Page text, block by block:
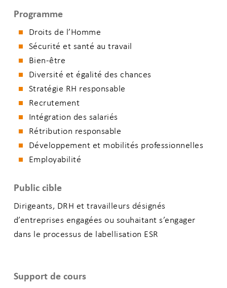
Programme
Droits de l’Homme
Sécurité et santé au travail
Bien-être
Diversité et égalité des chances
Stratégie RH responsable
Recrutement
Intégration des salariés
Rétribution responsable
Développement et mobilités professionnelles
Employabilité
Public cible
Dirigeants, DRH et travailleurs désignés
d’entreprises engagées ou souhaitant s’engager
dans le processus de labellisation ESR
Support de cours